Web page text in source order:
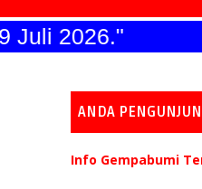
2026."
ANDA
Info Gempabumi